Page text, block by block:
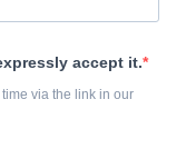
accept it.
via the link in our